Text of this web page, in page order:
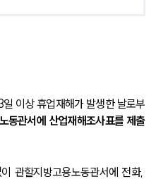
이상 휴업재해가 발생한 날로부
동관서에 산업재해조사표를 제출
관할지방고용노동관서에 전화,